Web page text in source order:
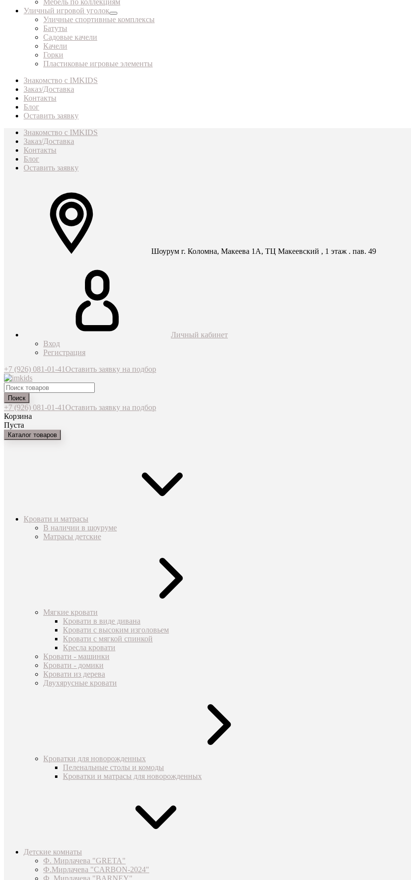
Мебель по коллекциям
Уличный игровой уголок
Уличные спортивные комплексы
Батуты
Садовые качели
Качели
Горки
Пластиковые игровые элементы
Знакомство с IMKIDS
Заказ/Доставка
Контакты
Блог
Оставить заявку
Знакомство с IMKIDS
Заказ/Доставка
Контакты
Блог
Оставить заявку
Шоурум г. Коломна, Макеева 1А, ТЦ Макеевский , 1 этаж . пав. 49
Личный кабинет
Вход
Регистрация
+7 (926) 081-01-41Оставить заявку на подбор
Поиск
+7 (926) 081-01-41Оставить заявку на подбор
Корзина
Пуста
Каталог товаров
Кровати и матрасы
В наличии в шоуруме
Матрасы детские
Мягкие кровати
Кровати в виде дивана
Кровати с высоким изголовьем
Кровати с мягкой спинкой
Кресла кровати
Кровати - машинки
Кровати - домики
Кровати из дерева
Двухярусные кровати
Кроватки для новорожденных
Пеленальные столы и комоды
Кроватки и матрасы для новорожденных
Детские комнаты
Ф. Мирлачева "GRETA"
Ф.Мирлачева "CARBON-2024"
Ф. Мирлачева "BARNEY"